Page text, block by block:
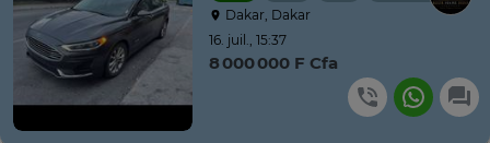
Dakar, Dakar
16. juil., 15:37
8 000 000 F Cfa